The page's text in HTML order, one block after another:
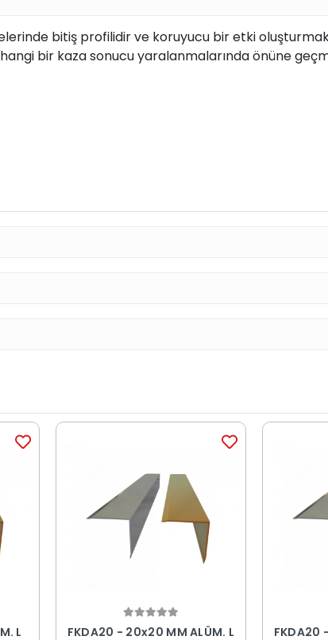
bitiş profilidir ve koruyucu bir etki
bir kaza sonucu yaralanmalarında önüne
L
FKDA20 - 20x20 MM ALÜM. L
FKDA20